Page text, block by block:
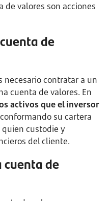
de valores son acciones
de
necesario contratar a un
cuenta de valores. En
activos que el inversor
su cartera
quien custodie y
del cliente.
cuenta de